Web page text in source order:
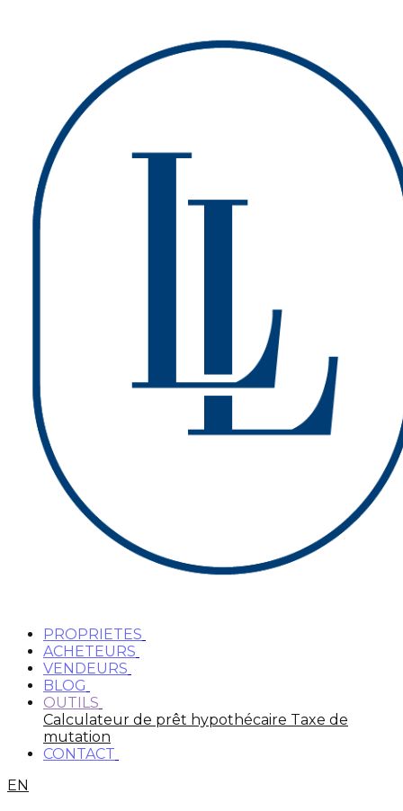
PROPRIETES
ACHETEURS
VENDEURS
BLOG
OUTILS
Calculateur de prêt hypothécaire Taxe de
mutation
CONTACT
EN